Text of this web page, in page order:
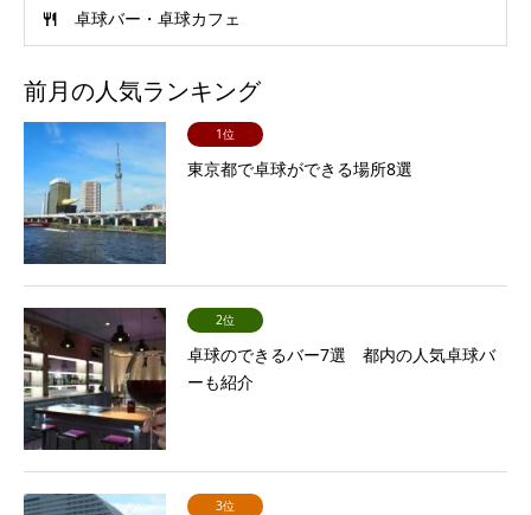
卓球バー・卓球カフェ
前月の人気ランキング
1位
東京都で卓球ができる場所8選
2位
卓球のできるバー7選 都内の人気卓球バ
ーも紹介
3位